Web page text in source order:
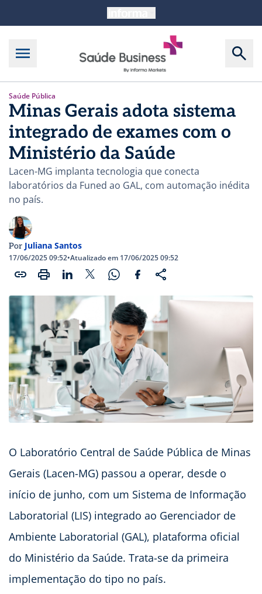
Saúde Pública
Minas Gerais adota sistema
integrado de exames com o
Ministério da Saúde
Lacen-MG implanta tecnologia que conecta
laboratórios da Funed ao GAL, com automação inédita
no país.
Por Juliana Santos
17/06/2025 09:52•Atualizado em 17/06/2025 09:52
O Laboratório Central de Saúde Pública de Minas
Gerais (Lacen-MG) passou a operar, desde o
início de junho, com um Sistema de Informação
Laboratorial (LIS) integrado ao Gerenciador de
Ambiente Laboratorial (GAL), plataforma oficial
do Ministério da Saúde. Trata-se da primeira
implementação do tipo no país.